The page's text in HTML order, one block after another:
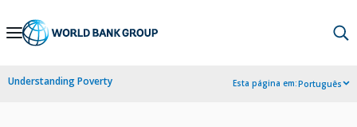
Skip
Navigation
Understanding Poverty Esta página em:Português